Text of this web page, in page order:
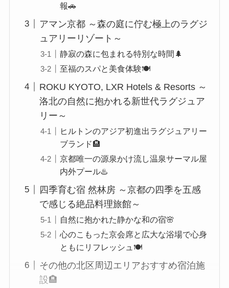
報🚗
アマン京都 ～森の庭に佇む極上のラグジ
ュアリーリゾート～
静寂の森に包まれる特別な時間🌲
至福のスパと美食体験🍽️
ROKU KYOTO, LXR Hotels & Resorts ～
洛北の自然に抱かれる新世代ラグジュア
リー～
ヒルトンのアジア初進出ラグジュアリー
ブランド🏨
京都唯一の源泉かけ流し温泉サーマル屋
内外プール♨️
四季育む宿 然林房 ～京都の四季を五感
で感じる絶品料理旅館～
自然に抱かれた静かな和の宿🌸
心のこもった京会席と広大な浴場で心身
ともにリフレッシュ🍽️
その他の北区周辺エリアおすすめ宿泊施
設🏨